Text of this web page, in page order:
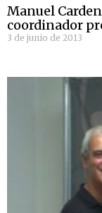
Manuel
coordinador
3 de junio de 2013